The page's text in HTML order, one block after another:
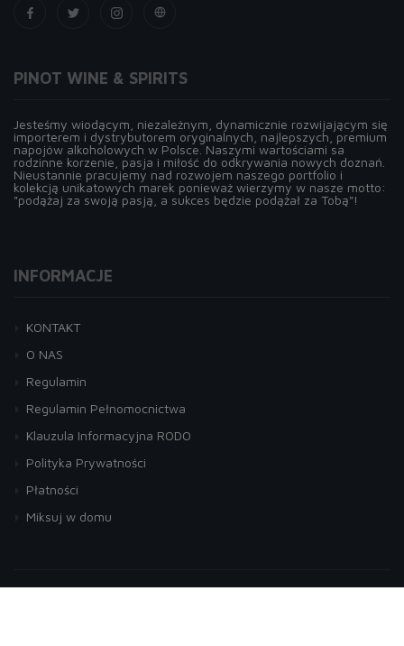
PINOT WINE & SPIRITS
Jesteśmy wiodącym, niezależnym, dynamicznie rozwijającym się
importerem i dystrybutorem oryginalnych, najlepszych, premium
napojów alkoholowych w Polsce. Naszymi wartościami sa
rodzinne korzenie, pasja i miłość do odkrywania nowych doznań.
Nieustannie pracujemy nad rozwojem naszego portfolio i
kolekcją unikatowych marek ponieważ wierzymy w nasze motto:
"podążaj za swoją pasją, a sukces będzie podążał za Tobą"!
INFORMACJE
KONTAKT
O NAS
Regulamin
Regulamin Pełnomocnictwa
Klauzula Informacyjna RODO
Polityka Prywatności
Płatności
Miksuj w domu